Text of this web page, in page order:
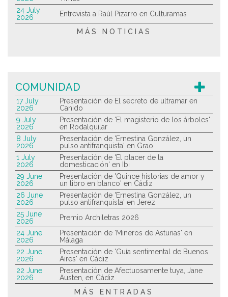
24 July
2026
Entrevista a Raúl Pizarro en Culturamas
MÁS NOTICIAS
COMUNIDAD
17 July
2026
Presentación de El secreto de ultramar en
Canido
9 July
2026
Presentación de 'El magisterio de los árboles'
en Rodalquilar
8 July
2026
Presentación de 'Ernestina González, un
pulso antifranquista' en Grao
1 July
2026
Presentación de 'El placer de la
domesticación' en Ibi
29 June
2026
Presentación de 'Quince historias de amor y
un libro en blanco' en Cádiz
26 June
2026
Presentación de 'Ernestina González, un
pulso antifranquista' en Jerez
25 June
2026
Premio Archiletras 2026
24 June
2026
Presentación de 'Mineros de Asturias' en
Málaga
22 June
2026
Presentación de 'Guía sentimental de Buenos
Aires' en Cádiz
22 June
2026
Presentación de Afectuosamente tuya, Jane
Austen, en Cádiz
MÁS ENTRADAS